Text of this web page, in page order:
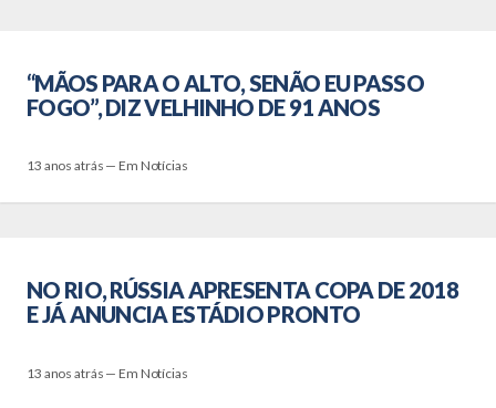
“MÃOS PARA O ALTO, SENÃO EU PASSO
FOGO”, DIZ VELHINHO DE 91 ANOS
13 anos atrás — Em Notícias
NO RIO, RÚSSIA APRESENTA COPA DE 2018
E JÁ ANUNCIA ESTÁDIO PRONTO
13 anos atrás — Em Notícias